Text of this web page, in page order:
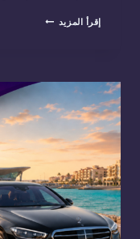
إقرأ المزيد ليموزين
الطريق
لا
لحظة